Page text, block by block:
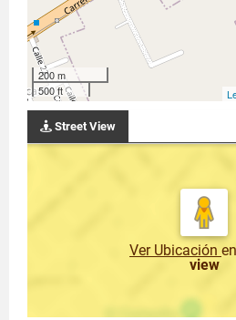
200 m
500 ft
Street View
Ver Ubicación en
view